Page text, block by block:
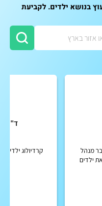
בנושא ילדים. לקביעת
מנהל
ילדים
ד"ר
קרדיולוג ילדים